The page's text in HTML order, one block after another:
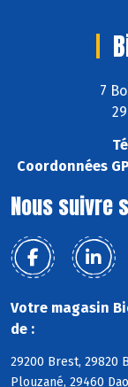
7
Coordonnées
Nous suivre
Votre magasin
de :
29200 Brest, 29820
Plouzané, 29460